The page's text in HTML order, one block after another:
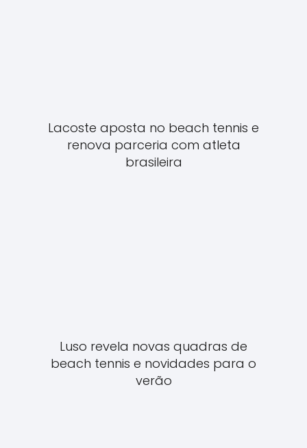
Lacoste aposta no beach tennis e
renova parceria com atleta
brasileira
Luso revela novas quadras de
beach tennis e novidades para o
verão